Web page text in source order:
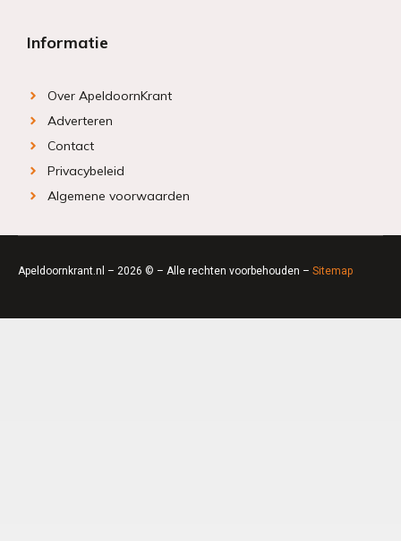
Informatie
Over ApeldoornKrant
Adverteren
Contact
Privacybeleid
Algemene voorwaarden
Apeldoornkrant.nl – 2026 © – Alle rechten voorbehouden – Sitemap